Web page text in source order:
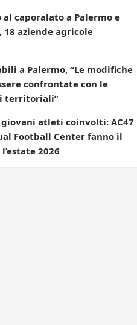
al caporalato a Palermo e
18 aziende agricole
a Palermo, “Le modifiche
confrontate con le
territoriali”
atleti coinvolti: AC47
Football Center fanno il
2026